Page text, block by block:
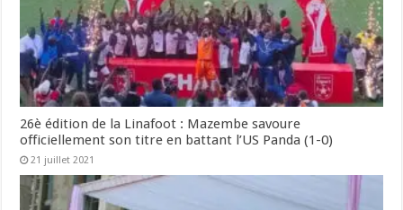
26è édition de la Linafoot : Mazembe savoure
officiellement son titre en battant l’US Panda (1-0)
21 juillet 2021